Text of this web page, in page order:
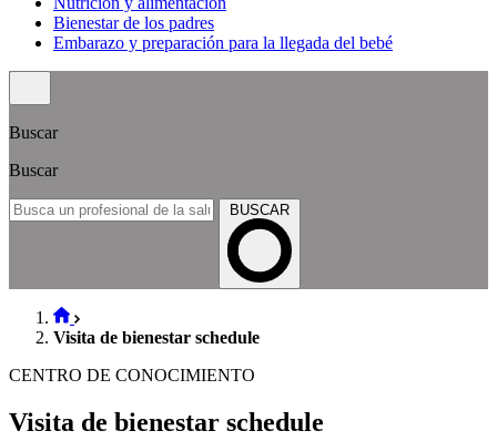
Bienestar de los padres
Embarazo y preparación para la llegada del bebé
Buscar
Buscar
BUSCAR
Visita de bienestar schedule
CENTRO DE CONOCIMIENTO
Visita de bienestar schedule